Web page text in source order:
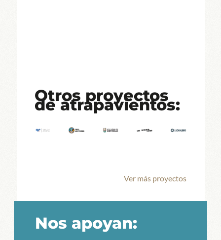
Otros proyectos
de atrapavientos:
Ver más proyectos
Nos apoyan: